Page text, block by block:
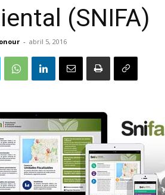
(SNIFA)
- abril 5, 2016